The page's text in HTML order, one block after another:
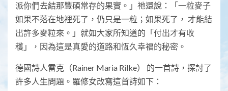
派你們去結那豐碩常存的果實。」祂還說：「一粒麥子
如果不落在地裡死了，仍只是一粒；如果死了， 才能結
出許多麥粒來。」就如大家所知道的「付出才有收
穫」，因為這是真愛的道路和恆久幸福的秘密。
德國詩人雷克（Rainer Maria Rilke） 的一首詩，探討了
許多人生問題。羅修女改寫這首詩如下：